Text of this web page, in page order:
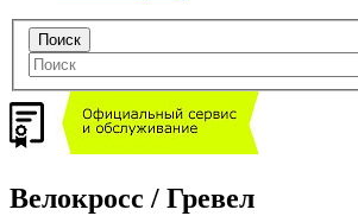
Велокросс / Гревел